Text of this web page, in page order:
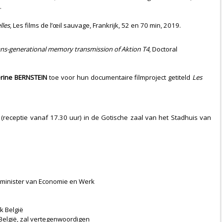
, Les films de l’œil sauvage, Frankrijk, 52 en 70 min, 2019.
generational memory transmission of Aktion T4, Doctoral
BERNSTEIN toe voor hun documentaire filmproject getiteld Les
vanaf 17.30 uur) in de Gotische zaal van het Stadhuis van
van Economie en Werk
België
zal vertegenwoordigen